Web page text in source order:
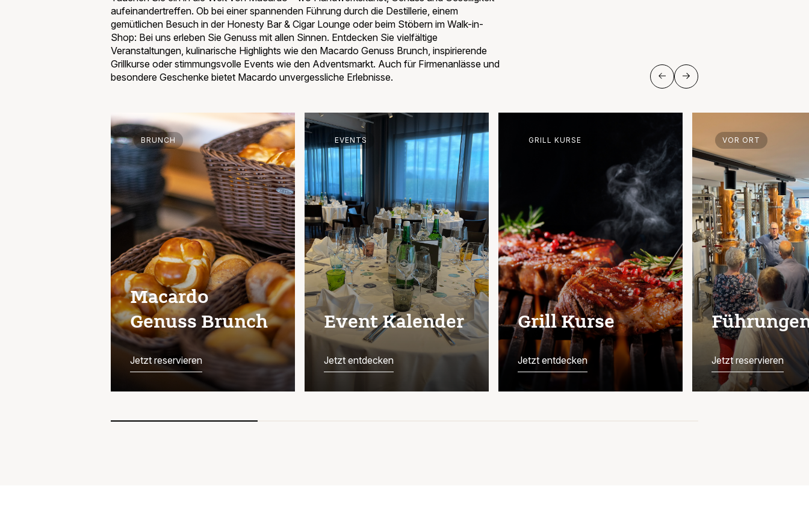
aufeinandertreffen. Ob bei einer spannenden Führung durch die Destillerie, einem
gemütlichen Besuch in der Honesty Bar & Cigar Lounge oder beim Stöbern im Walk-in-
Shop: Bei uns erleben Sie Genuss mit allen Sinnen. Entdecken Sie vielfältige
Veranstaltungen, kulinarische Highlights wie den Macardo Genuss Brunch, inspirierende
Grillkurse oder stimmungsvolle Events wie den Adventsmarkt. Auch für Firmenanlässe und
besondere Geschenke bietet Macardo unvergessliche Erlebnisse.
BRUNCH
Macardo
Genuss Brunch
Jetzt reservieren
EVENTS
Event Kalender
Jetzt entdecken
GRILL KURSE
Grill Kurse
Jetzt entdecken
VOR ORT
Jetzt reservieren